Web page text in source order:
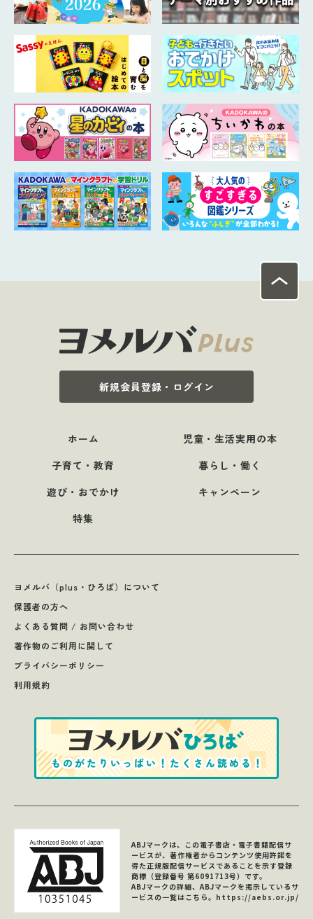
新規会員登録・ログイン
ホーム
児童・生活実用の本
子育て・教育
暮らし・働く
遊び・おでかけ
キャンペーン
特集
ヨメルバ（plus・ひろば）について
保護者の方へ
よくある質問 / お問い合わせ
著作物のご利用に関して
プライバシーポリシー
利用規約
ABJマークは、この電子書店・電子書籍配信サ
ービスが、著作権者からコンテンツ使用許諾を
得た正規版配信サービスであることを示す登録
商標（登録番号 第6091713号）です。
ABJマークの詳細、ABJマークを掲示しているサ
ービスの一覧はこちら。 https://aebs.or.jp/